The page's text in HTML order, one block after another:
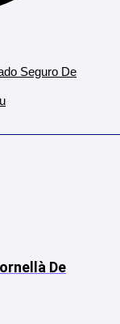
Seguro De
De